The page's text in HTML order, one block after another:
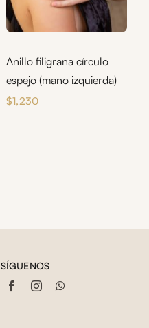
Anillo filigrana círculo
espejo (mano izquierda)
$1,230
SÍGUENOS